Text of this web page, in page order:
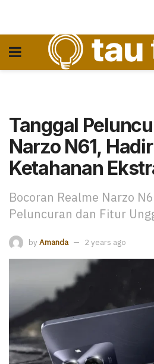
Tanggal
Narzo N61,
Ketahanan
Bocoran Realme Narzo
Peluncuran dan Fitur
by Amanda 2 years ago